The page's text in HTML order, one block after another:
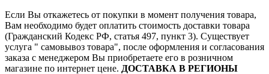
Если Вы откажетесь от покупки в момент получения товара,
Вам необходимо будет оплатить стоимость доставки товара
(Гражданский Кодекс РФ, статья 497, пункт 3). Существует
услуга " самовывоз товара", после оформления и согласования
заказа с менеджером Вы приобретаете его в розничном
магазине по интернет цене. ДОСТАВКА В РЕГИОНЫ